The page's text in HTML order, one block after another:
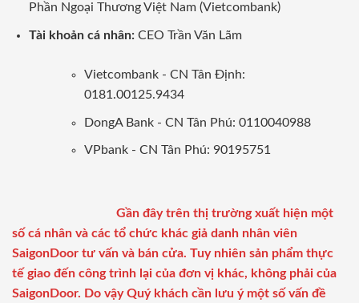
Phần Ngoại Thương Việt Nam (Vietcombank)
Tài khoản cá nhân: CEO Trần Văn Lãm
Vietcombank - CN Tân Định:
0181.00125.9434
DongA Bank - CN Tân Phú: 0110040988
VPbank - CN Tân Phú: 90195751
Gần đây trên thị trường xuất hiện một
số cá nhân và các tổ chức khác giả danh nhân viên
SaigonDoor tư vấn và bán cửa. Tuy nhiên sản phẩm thực
tế giao đến công trình lại của đơn vị khác, không phải của
SaigonDoor. Do vậy Quý khách cần lưu ý một số vấn đề